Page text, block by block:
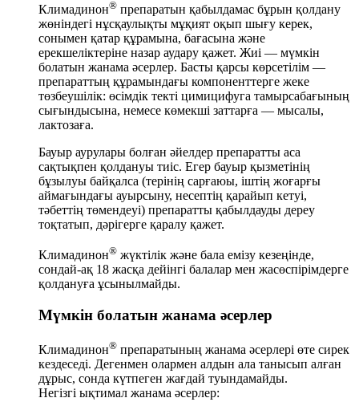
Климадинон® препаратын қабылдамас бұрын қолдану
жөніндегі нұсқаулықты мұқият оқып шығу керек,
сонымен қатар құрамына, бағасына және
ерекшеліктеріне назар аудару қажет. Жиі — мүмкін
болатын жанама әсерлер. Басты қарсы көрсетілім —
препараттың құрамындағы компоненттерге жеке
төзбеушілік: өсімдік текті цимицифуга тамырсабағының
сығындысына, немесе көмекші заттарға — мысалы,
лактозаға.
Бауыр аурулары болған әйелдер препаратты аса
сақтықпен қолдануы тиіс. Егер бауыр қызметінің
бұзылуы байқалса (терінің сарғаюы, іштің жоғарғы
аймағындағы ауырсыну, несептің қарайып кетуі,
тәбеттің төмендеуі) препаратты қабылдауды дереу
тоқтатып, дәрігерге қаралу қажет.
Климадинон® жүктілік және бала емізу кезеңінде,
сондай-ақ 18 жасқа дейінгі балалар мен жасөспірімдерге
қолдануға ұсынылмайды.
Мүмкін болатын жанама әсерлер
Климадинон® препаратының жанама әсерлері өте сирек
кездеседі. Дегенмен олармен алдын ала танысып алған
дұрыс, сонда күтпеген жағдай туындамайды.
Негізгі ықтимал жанама әсерлер: